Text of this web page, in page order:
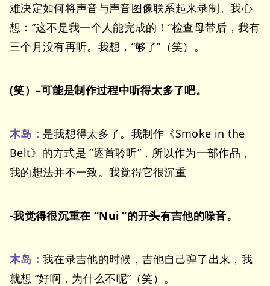
难决定如何将声音与声音图像联系起来录制。我心
想：”这不是我一个人能完成的！”检查母带后，我有
三个月没有再听。我想，”够了”（笑）。
(笑）–可能是制作过程中听得太多了吧。
木岛： 是我想得太多了。我制作《Smoke in the
Belt》的方式是 “逐首聆听”，所以作为一部作品，
我的想法并不一致。我觉得它很沉重
-我觉得很沉重在 “Nui “的开头有吉他的噪音。
木岛： 我在录吉他的时候，吉他自己弹了出来，我
就想 “好啊，为什么不呢”（笑）。